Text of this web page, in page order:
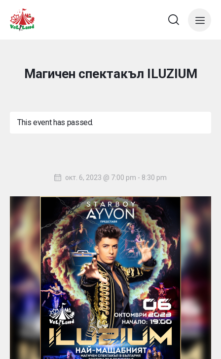
Магичен спектакъл ILUZIUM
This event has passed.
окт. 6, 2023 @ 7:00 pm - 8:30 pm